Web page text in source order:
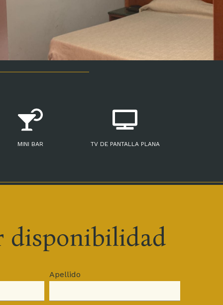
MINI BAR TV DE PANTALLA PLANA
disponibilidad
Apellido